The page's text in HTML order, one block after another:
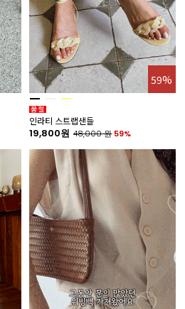
59%
인라티 스트랩샌들
19,800원 48,000원 59%